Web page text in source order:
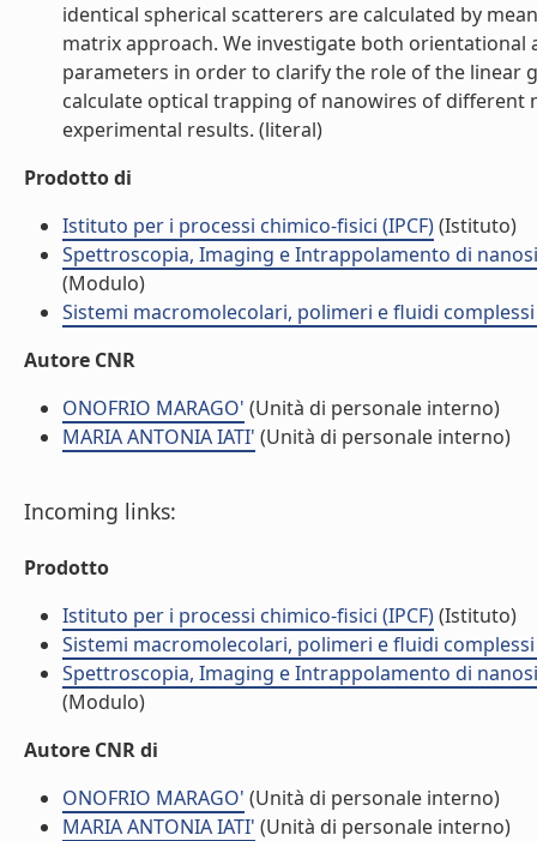
identical spherical scatterers are calculated by
matrix approach. We investigate both
parameters in order to clarify the role of the linear
calculate optical trapping of nanowires of
experimental results. (literal)
Prodotto di
Istituto per i processi chimico-fisici (IPCF)(Istituto)
Spettroscopia, Imaging e Intrappolamento di
(Modulo)
Sistemi macromolecolari, polimeri e fluidi complessi
Autore CNR
ONOFRIO MARAGO' (Unità di personale interno)
MARIA ANTONIA IATI' (Unità di personale interno)
Incoming links:
Prodotto
Istituto per i processi chimico-fisici (IPCF)(Istituto)
Sistemi macromolecolari, polimeri e fluidi complessi
Spettroscopia, Imaging e Intrappolamento di
(Modulo)
Autore CNR di
ONOFRIO MARAGO' (Unità di personale interno)
MARIA ANTONIA IATI' (Unità di personale interno)